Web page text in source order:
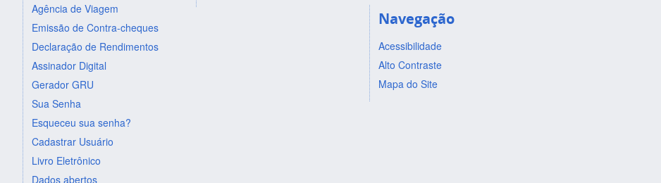
Agência de Viagem
Emissão de Contra-cheques
Declaração de Rendimentos
Assinador Digital
Gerador GRU
Sua Senha
Esqueceu sua senha?
Cadastrar Usuário
Livro Eletrônico
Dados abertos
Navegação
Acessibilidade
Alto Contraste
Mapa do Site